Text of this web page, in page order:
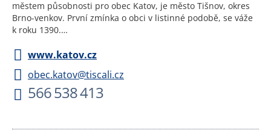
městem působnosti pro obec Katov, je město Tišnov, okres
Brno-venkov. První zmínka o obci v listinné podobě, se váže
k roku 1390.…
www.katov.cz
obec.katov@tiscali.cz
566 538 413